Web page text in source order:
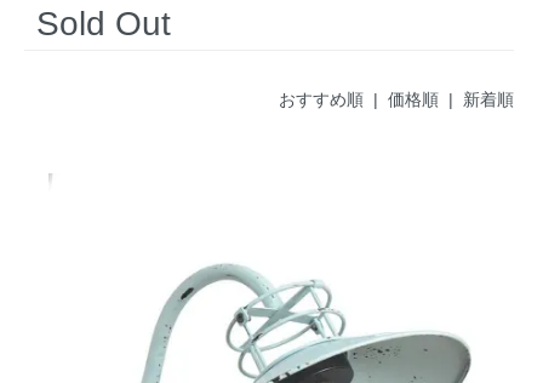
Sold Out
おすすめ順| 価格順| 新着順